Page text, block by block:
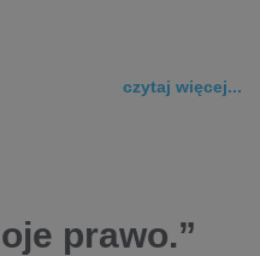
czytaj więcej...
prawo.”